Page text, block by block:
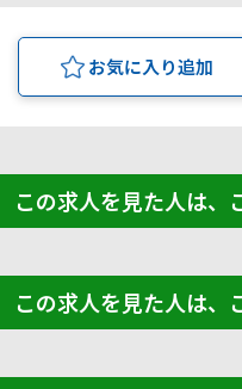
お気に入り追加
この求人を見た人は、
この求人を見た人は、